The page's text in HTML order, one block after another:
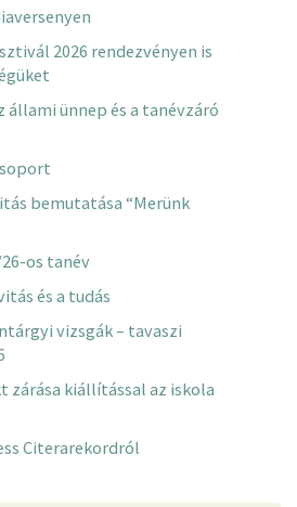
2026 rendezvényen is
állami ünnep és a tanévzáró
bemutatása “Merünk
os tanév
és a tudás
vizsgák – tavaszi
zárása kiállítással az iskola
Citerarekordról